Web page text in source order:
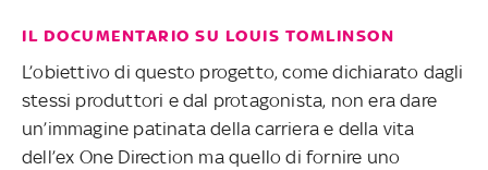
IL DOCUMENTARIO SU LOUIS TOMLINSON
L’obiettivo di questo progetto, come dichiarato dagli
stessi produttori e dal protagonista, non era dare
un’immagine patinata della carriera e della vita
dell’ex One Direction ma quello di fornire uno